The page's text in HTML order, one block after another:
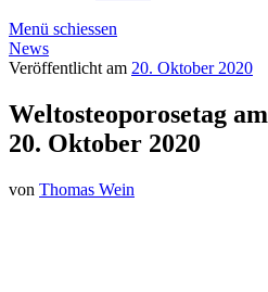
Menü schiessen
News
Veröffentlicht am 20. Oktober 2020
Weltosteoporosetag am
20. Oktober 2020
von Thomas Wein